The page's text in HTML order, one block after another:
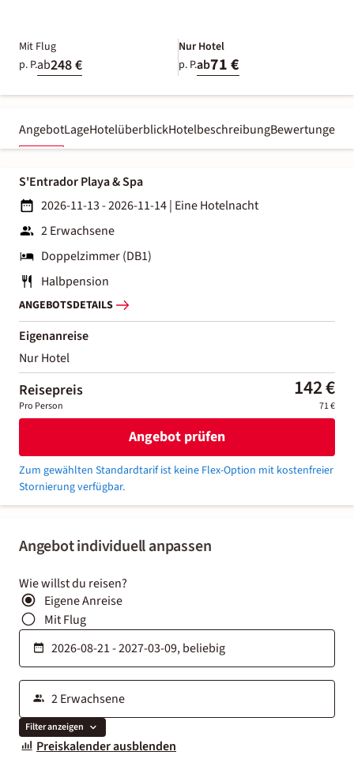
Mit Flug
p. P.ab248 €
Nur Hotel
p. P.ab71 €
AngebotLageHotelüberblickHotelbeschreibungBewertungen
Angebot individuell anpassen
Wie willst du reisen?
Eigene Anreise
Mit Flug
Filter anzeigen
Preiskalender ausblenden
S'Entrador Playa & Spa
2026-11-13 - 2026-11-14| Eine Hotelnacht
2 Erwachsene
Doppelzimmer (DB1)
Halbpension
ANGEBOTSDETAILS
Eigenanreise
Nur Hotel
Reisepreis 142 €
Pro Person 71 €
Angebot prüfen
Zum gewählten Standardtarif ist keine Flex-Option mit kostenfreier
Stornierung verfügbar.